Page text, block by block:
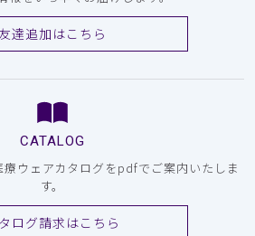
友達追加はこちら
CATALOG
ウェアカタログをpdfでご案内いたしま
す。
ログ請求はこちら